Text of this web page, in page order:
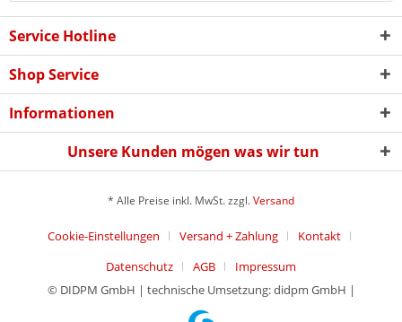
Service Hotline
Shop Service
Informationen
Unsere Kunden mögen was wir tun
* Alle Preise inkl. MwSt. zzgl.Versand
Cookie-Einstellungen Versand + Zahlung
Kontakt
Datenschutz
AGB
Impressum
© DIDPM GmbH | technische Umsetzung: didpm GmbH |